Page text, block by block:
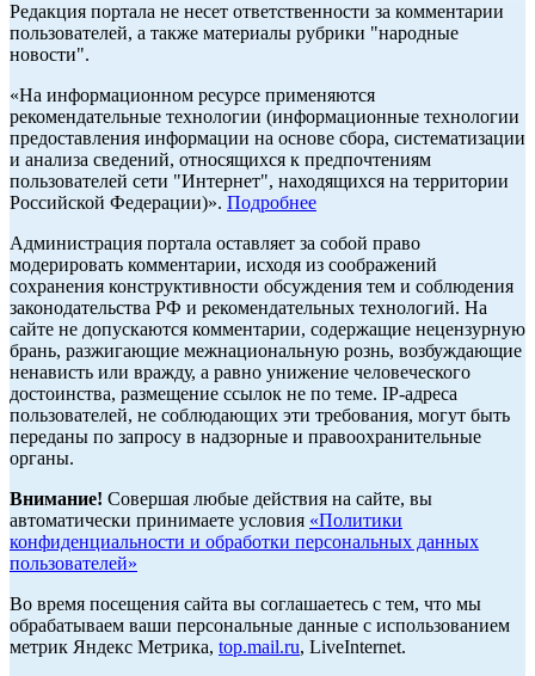
Редакция портала не несет ответственности за комментарии
пользователей, а также материалы рубрики "народные
новости".
«На информационном ресурсе применяются
рекомендательные технологии (информационные технологии
предоставления информации на основе сбора, систематизации
и анализа сведений, относящихся к предпочтениям
пользователей сети "Интернет", находящихся на территории
Российской Федерации)». Подробнее
Администрация портала оставляет за собой право
модерировать комментарии, исходя из соображений
сохранения конструктивности обсуждения тем и соблюдения
законодательства РФ и рекомендательных технологий. На
сайте не допускаются комментарии, содержащие нецензурную
брань, разжигающие межнациональную рознь, возбуждающие
ненависть или вражду, а равно унижение человеческого
достоинства, размещение ссылок не по теме. IP-адреса
пользователей, не соблюдающих эти требования, могут быть
переданы по запросу в надзорные и правоохранительные
органы.
Внимание! Совершая любые действия на сайте, вы
автоматически принимаете условия «Политики
конфиденциальности и обработки персональных данных
пользователей»
Во время посещения сайта вы соглашаетесь с тем, что мы
обрабатываем ваши персональные данные с использованием
метрик Яндекс Метрика, top.mail.ru, LiveInternet.